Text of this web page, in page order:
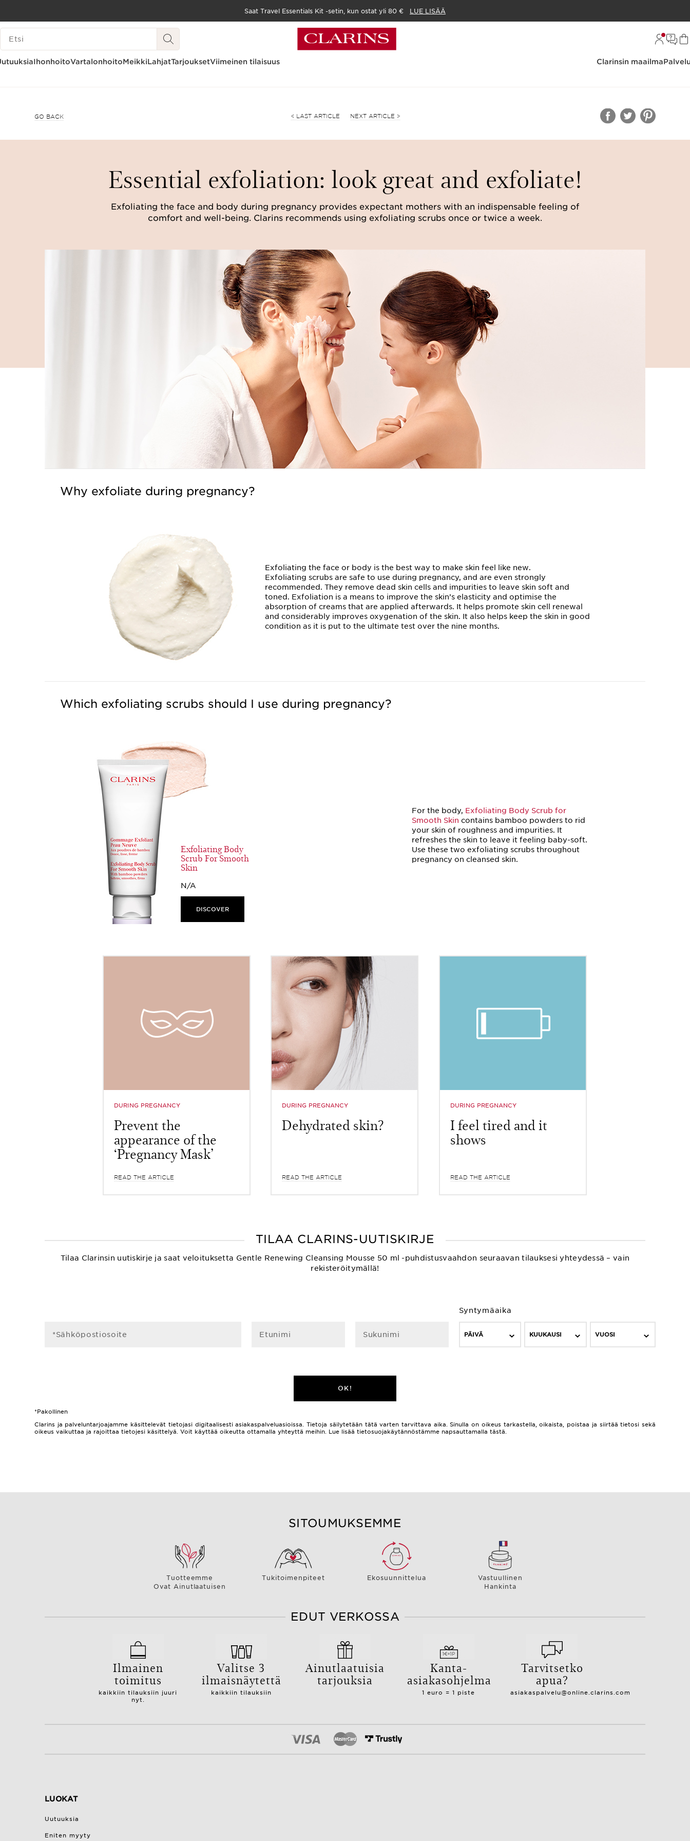
Saat Travel Essentials Kit -setin, kun ostat yli 80 € LUE LISÄÄ
HAKUHISTORIA
IhonhoitoVartalonhoitoMeikkiLahjatTarjouksetViimeinen tilaisuus Clarinsin maailma
GO BACK < LAST ARTICLE NEXT ARTICLE >
Essential exfoliation: look great and exfoliate!
Exfoliating the face and body during pregnancy provides expectant mothers with an indispensable feeling of
comfort and well-being. Clarins recommends using exfoliating scrubs once or twice a week.
Why exfoliate during pregnancy?
Exfoliating the face or body is the best way to make skin feel like new.
Exfoliating scrubs are safe to use during pregnancy, and are even strongly
recommended. They remove dead skin cells and impurities to leave skin soft and
toned. Exfoliation is a means to improve the skin’s elasticity and optimise the
absorption of creams that are applied afterwards. It helps promote skin cell renewal
and considerably improves oxygenation of the skin. It also helps keep the skin in good
condition as it is put to the ultimate test over the nine months.
Which exfoliating scrubs should I use during pregnancy?
Exfoliating Body
Scrub For Smooth
Skin
N/A
DISCOVER
For the body, Exfoliating Body Scrub for
Smooth Skin contains bamboo powders to rid
your skin of roughness and impurities. It
refreshes the skin to leave it feeling baby-soft.
Use these two exfoliating scrubs throughout
pregnancy on cleansed skin.
DURING PREGNANCY
Prevent the
appearance of the
‘Pregnancy Mask’
READ THE ARTICLE
DURING PREGNANCY
Dehydrated skin?
READ THE ARTICLE
DURING PREGNANCY
I feel tired and it
shows
READ THE ARTICLE
TILAA CLARINS-UUTISKIRJE
Tilaa Clarinsin uutiskirje ja saat veloituksetta Gentle Renewing Cleansing Mousse 50 ml -puhdistusvaahdon seuraavan tilauksesi yhteydessä – vain
rekisteröitymällä!
*Sähköpostiosoite Etunimi Sukunimi
Syntymäaika
PÄIVÄ KUUKAUSI VUOSI
OK!
*Pakollinen
Clarins ja palveluntarjoajamme käsittelevät tietojasi digitaalisesti asiakaspalveluasioissa. Tietoja säilytetään tätä varten tarvittava aika. Sinulla on oikeus tarkastella, oikaista, poistaa ja siirtää tietosi sekä
oikeus vaikuttaa ja rajoittaa tietojesi käsittelyä. Voit käyttää oikeutta ottamalla yhteyttä meihin. Lue lisää tietosuojakäytännöstämme napsauttamalla tästä.
SITOUMUKSEMME
Tuotteemme
Ovat Ainutlaatuisen
Tukitoimenpiteet Ekosuunnittelua
Vastuullinen
Hankinta
EDUT VERKOSSA
Ilmainen
toimitus
kaikkiin tilauksiin juuri
nyt.
Valitse 3
ilmaisnäytettä
kaikkiin tilauksiin
Ainutlaatuisia
tarjouksia
Kanta-
asiakasohjelma
1 euro = 1 piste
Tarvitsetko
apua?
asiakaspalvelu@online.clarins.com
LUOKAT
Uutuuksia
Eniten myyty